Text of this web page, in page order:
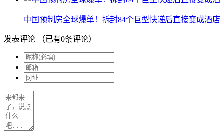
中国预制房全球爆单！拆封84个巨型快递后直接变成酒店
发表评论 （已有0条评论）